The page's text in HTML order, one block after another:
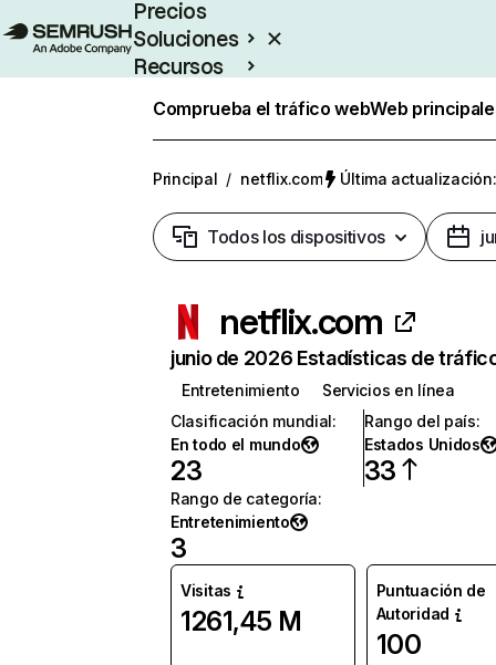
Precios
Soluciones
Recursos
Comprueba el tráfico webWeb
Principal / netflix.com Última
Todos los dispositivos
netflix.com
junio de 2026 Estadísticas de
Entretenimiento
Servicios en línea
Clasificación mundial:
En todo el mundo
23
Rango del país:
Estados Unidos
33
Rango de categoría:
Entretenimiento
3
Visitas
1261,45 M
Puntuación de
Autoridad
100